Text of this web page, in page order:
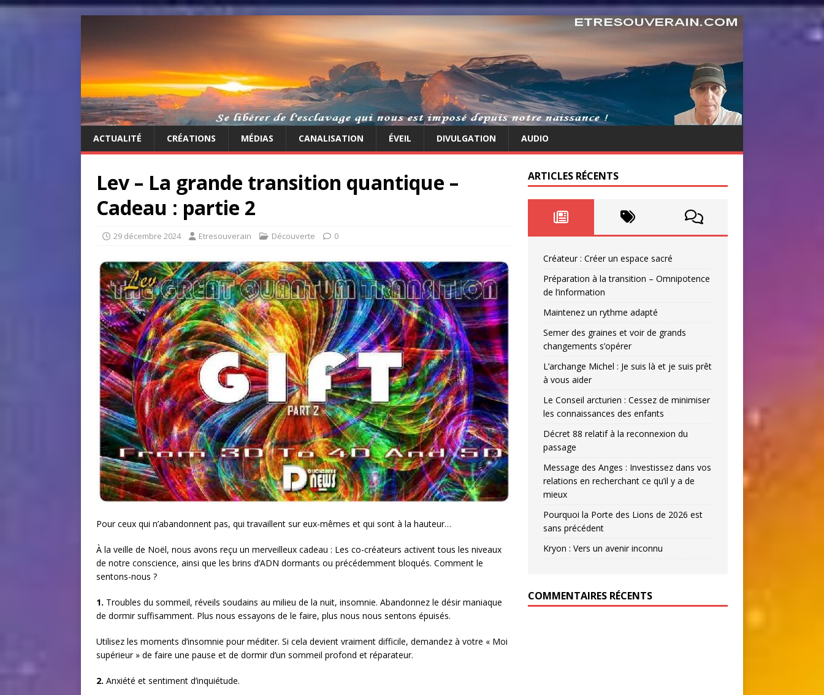
ACTUALITÉ CRÉATIONS MÉDIAS CANALISATION ÉVEIL DIVULGATION AUDIO
Lev – La grande transition quantique –
Cadeau : partie 2
29 décembre 2024 Etresouverain Découverte 0
Pour ceux qui n’abandonnent pas, qui travaillent sur eux-mêmes et qui sont à la hauteur…
À la veille de Noël, nous avons reçu un merveilleux cadeau : Les co-créateurs activent tous les niveaux
de notre conscience, ainsi que les brins d’ADN dormants ou précédemment bloqués. Comment le
sentons-nous ?
1. Troubles du sommeil, réveils soudains au milieu de la nuit, insomnie. Abandonnez le désir maniaque
de dormir suffisamment. Plus nous essayons de le faire, plus nous nous sentons épuisés.
Utilisez les moments d’insomnie pour méditer. Si cela devient vraiment difficile, demandez à votre « Moi
supérieur » de faire une pause et de dormir d’un sommeil profond et réparateur.
2. Anxiété et sentiment d’inquiétude.
ARTICLES RÉCENTS
Créateur : Créer un espace sacré
Préparation à la transition – Omnipotence
de l’information
Maintenez un rythme adapté
Semer des graines et voir de grands
changements s’opérer
L’archange Michel : Je suis là et je suis prêt
à vous aider
Le Conseil arcturien : Cessez de minimiser
les connaissances des enfants
Décret 88 relatif à la reconnexion du
passage
Message des Anges : Investissez dans vos
relations en recherchant ce qu’il y a de
mieux
Pourquoi la Porte des Lions de 2026 est
sans précédent
Kryon : Vers un avenir inconnu
COMMENTAIRES RÉCENTS